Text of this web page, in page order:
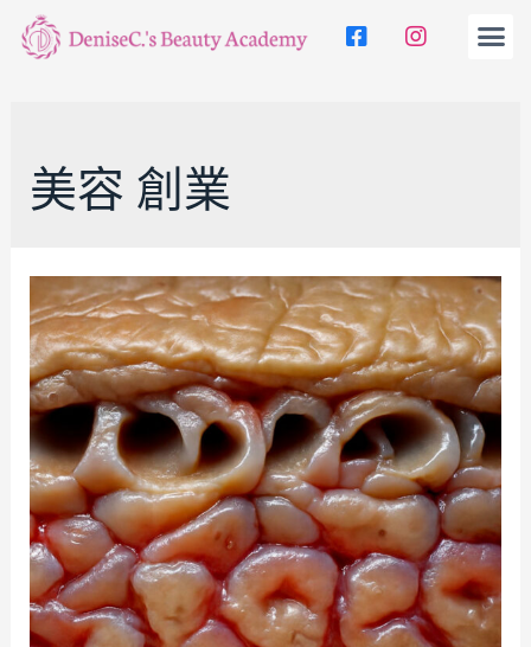
美容 創業